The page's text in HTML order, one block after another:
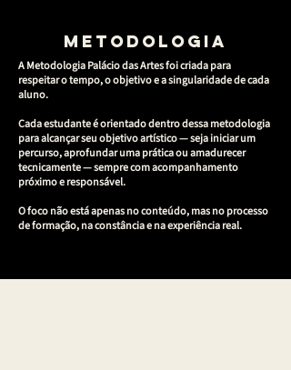
METODOLOGIA
A Metodologia Palácio das Artes foi criada para
respeitar o tempo, o objetivo e a singularidade de cada
aluno.
Cada estudante é orientado dentro dessa metodologia
para alcançar seu objetivo artístico — seja iniciar um
percurso, aprofundar uma prática ou amadurecer
tecnicamente — sempre com acompanhamento
próximo e responsável.
O foco não está apenas no conteúdo, mas no processo
de formação, na constância e na experiência real.